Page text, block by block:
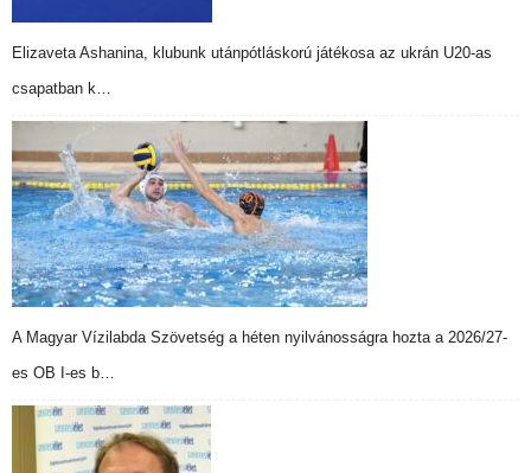
Elizaveta Ashanina, klubunk utánpótláskorú játékosa az ukrán U20-as
csapatban k…
A Magyar Vízilabda Szövetség a héten nyilvánosságra hozta a 2026/27-
es OB I-es b…